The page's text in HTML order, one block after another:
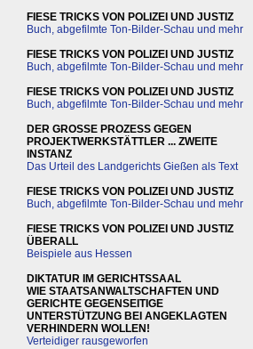
FIESE TRICKS VON POLIZEI UND JUSTIZ
Buch, abgefilmte Ton-Bilder-Schau und mehr
FIESE TRICKS VON POLIZEI UND JUSTIZ
Buch, abgefilmte Ton-Bilder-Schau und mehr
FIESE TRICKS VON POLIZEI UND JUSTIZ
Buch, abgefilmte Ton-Bilder-Schau und mehr
DER GROSSE PROZESS GEGEN
PROJEKTWERKSTÄTTLER ... ZWEITE
INSTANZ
Das Urteil des Landgerichts Gießen als Text
FIESE TRICKS VON POLIZEI UND JUSTIZ
Buch, abgefilmte Ton-Bilder-Schau und mehr
FIESE TRICKS VON POLIZEI UND JUSTIZ
ÜBERALL
Beispiele aus Hessen
DIKTATUR IM GERICHTSSAAL
WIE STAATSANWALTSCHAFTEN UND
GERICHTE GEGENSEITIGE
UNTERSTÜTZUNG BEI ANGEKLAGTEN
VERHINDERN WOLLEN!
Verteidiger rausgeworfen